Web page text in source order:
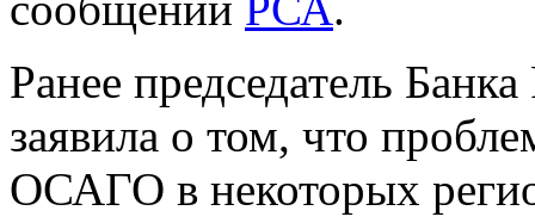
Ранее председатель
заявила о том, что
ОСАГО в некоторых